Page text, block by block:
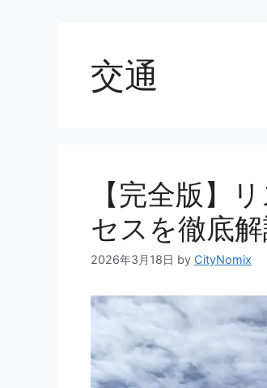
交通
【完全版】
セスを徹底
2026年3月18日 by CityNomix